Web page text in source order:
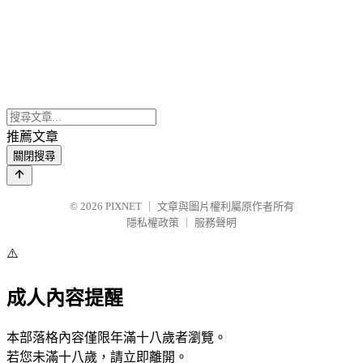
推薦文章
關閉搜尋
© 2026 PIXNET
文章與圖片權利屬原作者所有
隱私權政策
服務聲明
⚠️
成人內容提醒
本部落格內容僅限年滿十八歲者瀏覽。
若您未滿十八歲，請立即離開。